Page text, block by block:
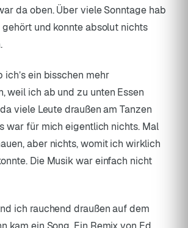
da oben. Über viele Sonntage hab
und konnte absolut nichts
ich’s ein bisschen mehr
weil ich ab und zu unten Essen
viele Leute draußen am Tanzen
war für mich eigentlich nichts. Mal
aber nichts, womit ich wirklich
Die Musik war einfach nicht
ich rauchend draußen auf dem